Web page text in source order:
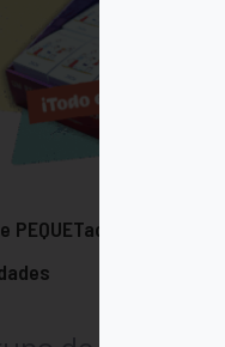
PEQUETaco expositor 30